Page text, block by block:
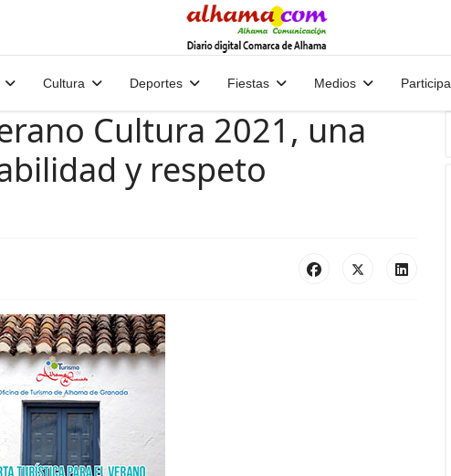
Cultura Deportes Fiestas Medios Participa
Cultura 2021, una
y respeto